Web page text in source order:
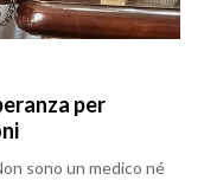
per
sono un medico né